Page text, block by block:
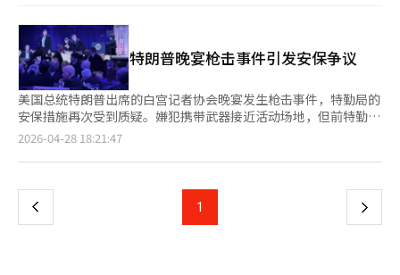
2007年康奈尔大学东亚中心访问研究员（美国纽约） △前总统
（金大中）秘书室长※ 本报道经人工智能（AI）系统翻译与编辑。
必须成为全球顶尖的半导体强国，同时也是全球资本最放心投资的
安全地带。必须从根本上降低朝鲜半岛战争爆发的风险，分散供应
链，并在美中霸权竞争中保持战略平衡的高超外交能力作为支撑。
当“和平超强”建立在技术超强之上时，三大超级项目才能真正完
成。将韩国打造成“全球第一和平经济区”，这才是真正的国家战
略。 为最先进的工厂设计最精细的和平蓝图 现实并不乐观。南北
对话渠道已断，朝美之间不通，朝中俄关系紧密，而日本则走上军
的安全不安因素在加剧，而非减弱。在如此危险的环境中，天文数
有核与导弹的北朝鲜，真正的威慑力来自于根本改变其战略计算。
必须铭记挑衅与战争的终结是体制的毁灭，强有力的威慑力是基
军事合作后，朝鲜经济在近年来实现了最高增长。朝鲜不仅吸收了
能源和外汇，还获得了卫星、导弹技术和实战经验。纽约时报甚至
评价金正恩委员长“从地狱走向了天堂”。如今，南北双方作
为“敌对国家”面对面，连对话都中断，时间绝对不站在我们这一
边。 日本是亚洲首个开始重组供应链和安全转型的国家。自2010
年钓鱼岛事件以来，日本将对中国稀土永磁体的依赖度降低至
31%，2026年防卫预算首次突破9万亿日元。和平宪法第九条的修
正正在推进，自卫队军官被派往北约。然而，正如《金融时报》所
20%。高市早苗总理关于“台湾类似情况下的生存危机”的言论更
是引发了中国的经济报复。这种单边附和外交已走到了绝境。 韩
国在面临与日本相似的地缘政治压力的同时，在供应链方面却显得
一个选区。前总统们参与选举的原因被解读为希望在选举最后阶段
吸引支持者投票。由于传统支持者的投票可能性降低，他们呼吁团
结。然而，也有观点认为，前总统的选举支持可能会产生反效果。
虽然可能有助于支持者的团结，但中间选民的支持可能会流失。对
于朴槿惠而言，因国政干预事件而首次被弹劾的总统再次出现在公
众面前，可能会给民众带来疲惫感。因此，有人指出，前总统的选
举支持应传达出促进国民团结的信息，而非加剧阵营对立或回归过
去。※ 本报道经人工智能（AI）系统翻译与编辑。
景下，政治影响力备受关注。 前总统的选举支持不必一味持否定
态度。在民主社会中，政治表达自由是每个人的权利。前总统同样
可以表达自己的政治观点，支持特定政党或候选人。在海外，前任
领导人支持选举的现象也很普遍。在美国，前总统奥巴马积极参与
支持民主党候选人的活动，而特朗普总统在卸任后也成为共和党政
治的重要变量。在日本，安倍晋三前首相生前对自民党的选举支持
也产生了重大影响。 地方选举并非仅仅是区域政策的竞争。实际
上，选举总是受到中央政治的影响。政权评价、政党支持率以及对
总统施政的民意，都会对地方选举结果产生显著影响，这是全球政
质上是选拔对地方发展有贡献的人才的过程。选民选择那些负责交
通、住房、福利、安全和产业政策的人。在首都圈集中和地方消亡
特朗普晚宴枪击事件引发安保争议
美国总统特朗普出席的白宫记者协会晚宴发生枪击事件，特勤局的
安保措施再次受到质疑。嫌犯携带武器接近活动场地，但前特勤局
特工表示“核心防线起作用”。据CBS新闻和路透社报道，嫌犯科
带霰弹枪、手枪和三把刀，通过内部楼梯接近活动场地，并冲向金
艾伦因企图暗杀特朗普被起诉，若罪名成立可能被判终身监禁。前
特工们认为此次事件更侧重于“防止伤害”而非“安保失败”。曾
2026-04-28 18:21:47
上
页
1 下